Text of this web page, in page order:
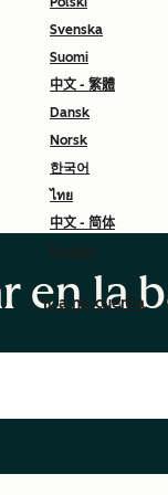
Svenska
Suomi
中文 - 繁體
Dansk
Norsk
한국어
ไทย
中文 - 简体
English
Ir a mi cuenta
en la